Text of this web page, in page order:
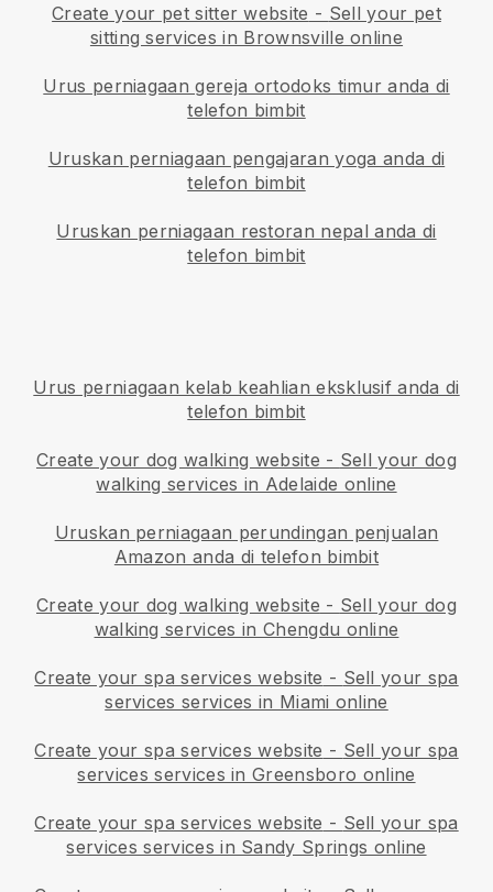
Create your pet sitter website - Sell your pet
sitting services in Brownsville online
Urus perniagaan gereja ortodoks timur anda di
telefon bimbit
Uruskan perniagaan pengajaran yoga anda di
telefon bimbit
Uruskan perniagaan restoran nepal anda di
telefon bimbit
Urus perniagaan kelab keahlian eksklusif anda di
telefon bimbit
Create your dog walking website - Sell your dog
walking services in Adelaide online
Uruskan perniagaan perundingan penjualan
Amazon anda di telefon bimbit
Create your dog walking website - Sell your dog
walking services in Chengdu online
Create your spa services website - Sell your spa
services services in Miami online
Create your spa services website - Sell your spa
services services in Greensboro online
Create your spa services website - Sell your spa
services services in Sandy Springs online